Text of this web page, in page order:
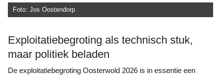
Foto: Jos Oostendorp
Exploitatiebegroting als technisch stuk,
maar politiek beladen
De exploitatiebegroting Oosterwold 2026 is in essentie een